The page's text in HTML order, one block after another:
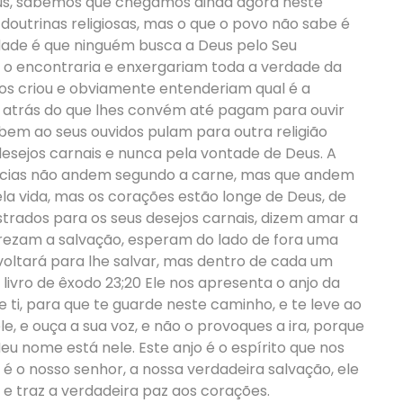
religiosas, mas o que o povo não sabe é
é que ninguém busca a Deus pelo Seu
encontraria e enxergariam toda a verdade da
criou e obviamente entenderiam qual é a
do que lhes convém até pagam para ouvir
ao seus ouvidos pulam para outra religião
carnais e nunca pela vontade de Deus. A
não andem segundo a carne, mas que andem
vida, mas os corações estão longe de Deus, de
para os seus desejos carnais, dizem amar a
a salvação, esperam do lado de fora uma
para lhe salvar, mas dentro de cada um
de êxodo 23;20 Ele nos apresenta o anjo da
ti, para que te guarde neste caminho, e te leve ao
e ouça a sua voz, e não o provoques a ira, porque
nome está nele. Este anjo é o espírito que nos
o nosso senhor, a nossa verdadeira salvação, ele
traz a verdadeira paz aos corações.